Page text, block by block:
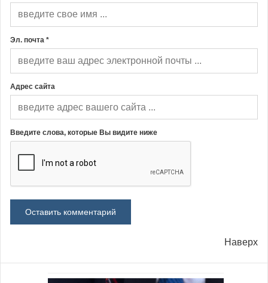
Эл. почта *
Адрес сайта
Введите слова, которые Вы видите ниже
Наверх